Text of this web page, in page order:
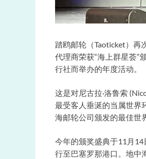
踏鸥邮轮（Taoticket）再
代理商荣获“海上群星荟”
行社而举办的年度活动。
这是对尼古拉·洛鲁索
最受客人垂涎的当属世界
海邮轮公司颁发的最佳世
今年的颁奖盛典于11月
行至巴塞罗那港口。地中